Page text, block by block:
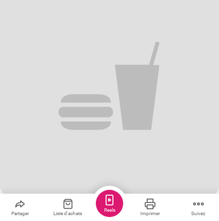
Sauver Partager
Porc caramélisé à la sauce soja et au miel : une explosion de
Partager Liste d'achats Imprimer Suivez
Reels